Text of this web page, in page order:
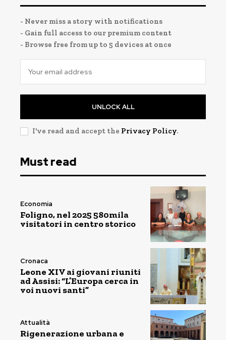
- Never miss a story with notifications
- Gain full access to our premium content
- Browse free from up to 5 devices at once
UNLOCK ALL
I've read and accept the Privacy Policy.
Must read
Economia
Foligno, nel 2025 580mila
visitatori in centro storico
Cronaca
Leone XIV ai giovani riuniti
ad Assisi: “L’Europa cerca in
voi nuovi santi”
Attualità
Rigenerazione urbana e